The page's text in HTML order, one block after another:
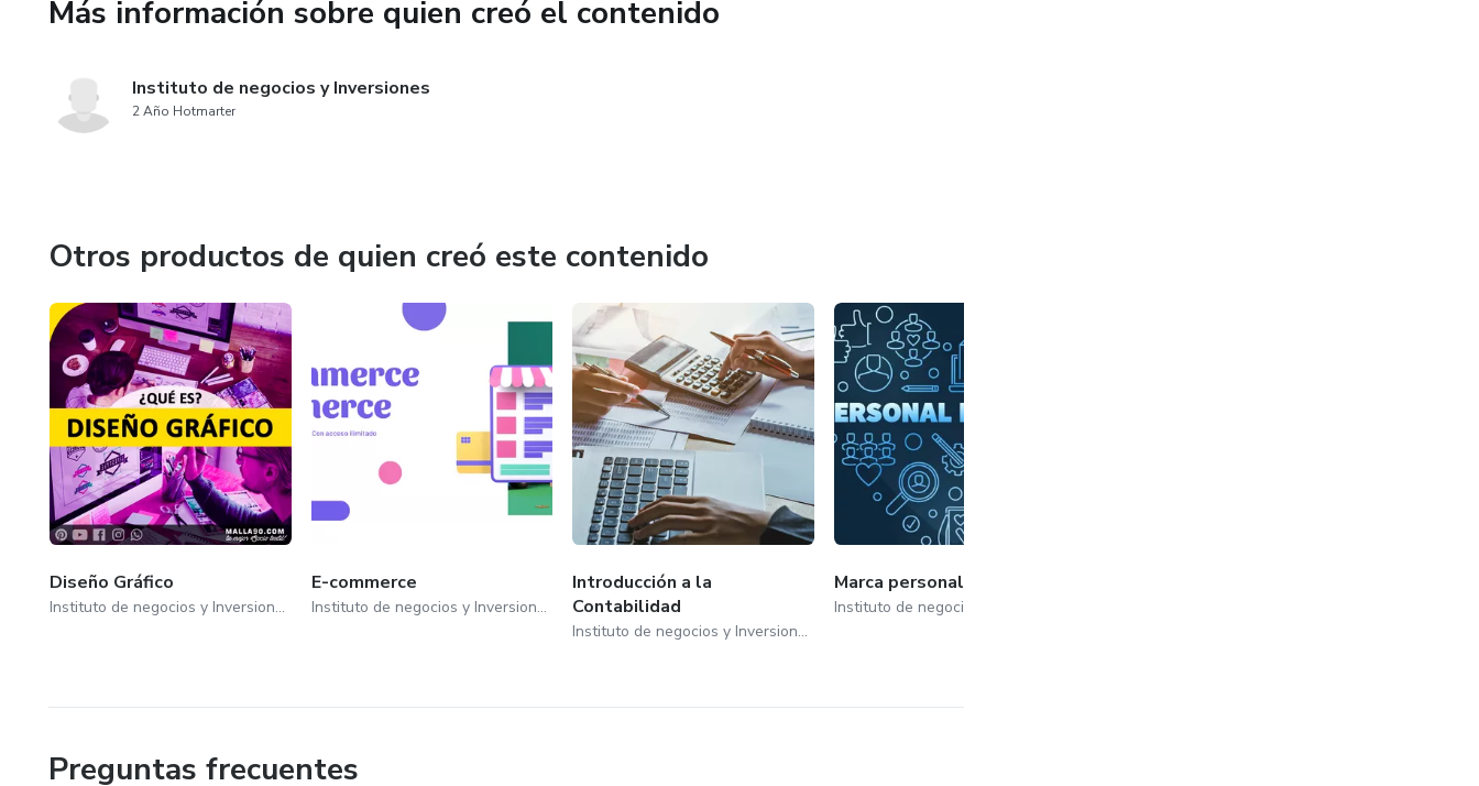
Más información sobre quien creó el contenido
Instituto de negocios y Inversiones
2 Año Hotmarter
Otros productos de quien creó este contenido
Diseño Gráfico
Instituto de negocios y Inversiones
E-commerce
Instituto de negocios y Inversiones
Introducción a la
Contabilidad
Instituto de negocios y Inversiones
Marca personal
Preguntas frecuentes